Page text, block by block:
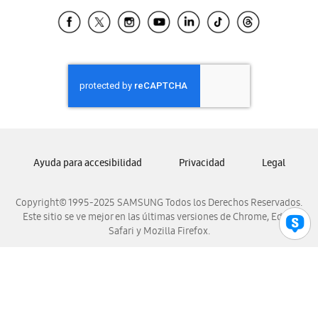
Samsung El Salvador
Samsung Honduras
Samsung Nicaragua
Samsung Panamá
Samsung Venezuela
Copyright© 1995-2025 SAMSUNG Todos los Derechos Reservados.
Este sitio se ve mejor en las últimas versiones de Chrome, Edge,
Safari y Mozilla Firefox.
Ayuda para accesibilidad Privacidad Legal